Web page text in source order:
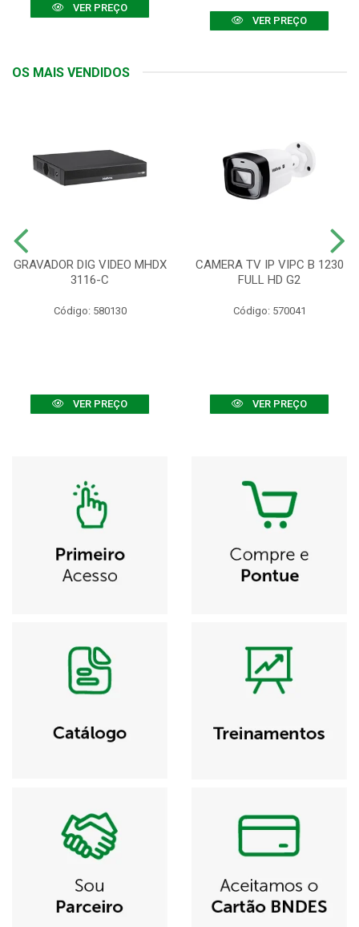
VER PREÇO
VER PREÇO
OS MAIS VENDIDOS
GRAVADOR DIG VIDEO MHDX
3116-C
Código: 580130
VER PREÇO
CAMERA TV IP VIPC B 1230
FULL HD G2
Código: 570041
VER PREÇO